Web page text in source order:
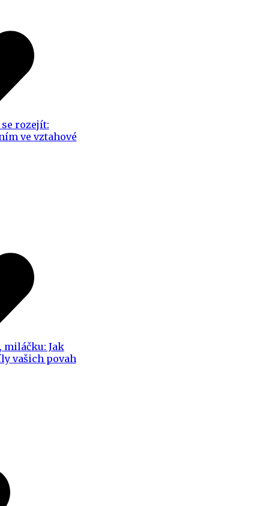
se rozejít:
ve vztahové
miláčku: Jak
vašich povah